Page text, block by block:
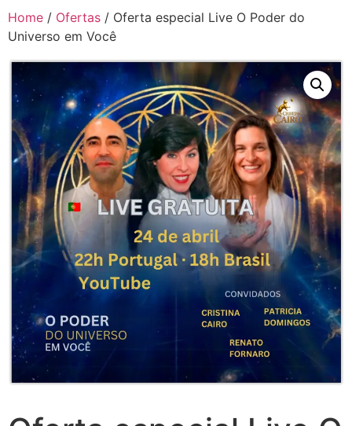
Home / Ofertas / Oferta especial Live O Poder do
Universo em Você